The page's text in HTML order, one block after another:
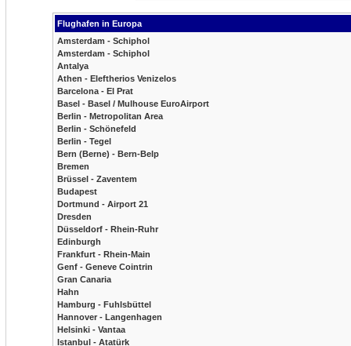
Flughafen in Europa
Amsterdam - Schiphol
Amsterdam - Schiphol
Antalya
Athen - Eleftherios Venizelos
Barcelona - El Prat
Basel - Basel / Mulhouse EuroAirport
Berlin - Metropolitan Area
Berlin - Schönefeld
Berlin - Tegel
Bern (Berne) - Bern-Belp
Bremen
Brüssel - Zaventem
Budapest
Dortmund - Airport 21
Dresden
Düsseldorf - Rhein-Ruhr
Edinburgh
Frankfurt - Rhein-Main
Genf - Geneve Cointrin
Gran Canaria
Hahn
Hamburg - Fuhlsbüttel
Hannover - Langenhagen
Helsinki - Vantaa
Istanbul - Atatürk